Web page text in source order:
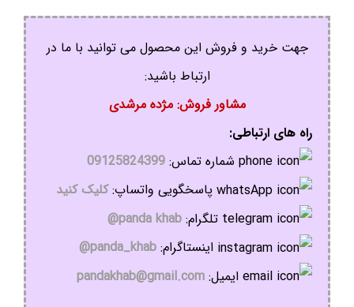
جهت خرید و فروش این محصول می توانید با ما در
ارتباط باشید:
مشاور فروش: مژده مرشدی
راه های ارتباطی:
شماره تماس: 09125824399
پاسخگویی واتساپ:کلیک کنید
تلگرام: panda khab@
اینستاگرام: panda_khab@
ایمیل: pandakhab@gmail.com